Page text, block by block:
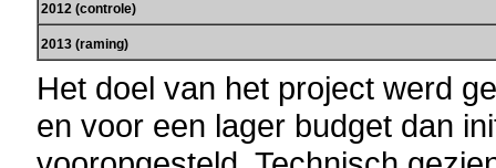
2012 (controle)
2013 (raming)
Het doel van het project werd
en voor een lager budget dan